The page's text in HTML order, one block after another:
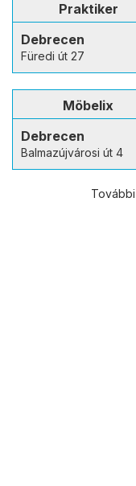
Praktiker
Debrecen
Füredi út 27
Möbelix
Debrecen
Balmazújvárosi út 4